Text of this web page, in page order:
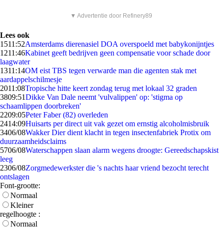
▼ Advertentie door Refinery89
Lees ook
1511:52Amsterdams dierenasiel DOA overspoeld met babykonijntjes
1211:46Kabinet geeft bedrijven geen compensatie voor schade door
laagwater
1311:14OM eist TBS tegen verwarde man die agenten stak met
aardappelschilmesje
2011:08Tropische hitte keert zondag terug met lokaal 32 graden
3809:51Dikke Van Dale neemt 'vulvalippen' op: 'stigma op
schaamlippen doorbreken'
2209:05Peter Faber (82) overleden
2414:09Huisarts per direct uit vak gezet om ernstig alcoholmisbruik
3406/08Wakker Dier dient klacht in tegen insectenfabriek Protix om
duurzaamheidsclaims
5706/08Waterschappen slaan alarm wegens droogte: Gereedschapskist
leeg
2306/08Zorgmedewerkster die 's nachts haar vriend bezocht terecht
ontslagen
Font-grootte:
Normaal
Kleiner
regelhoogte :
Normaal